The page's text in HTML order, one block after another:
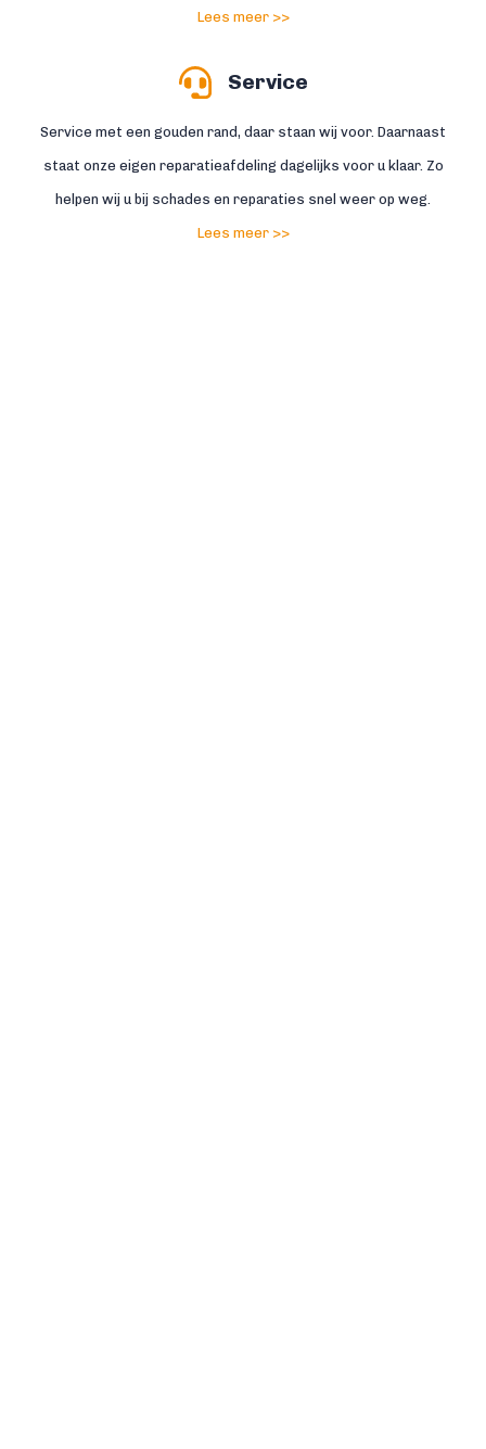
Lees meer >>
Service
Service met een gouden rand, daar staan wij voor. Daarnaast
staat onze eigen reparatieafdeling dagelijks voor u klaar. Zo
helpen wij u bij schades en reparaties snel weer op weg.
Lees meer >>